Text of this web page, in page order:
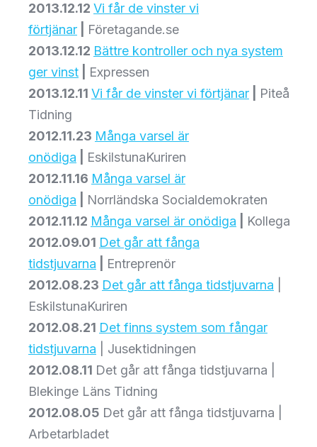
2013.12.12 Vi får de vinster vi
förtjänar
Företagande.se
2013.12.12 Bättre kontroller och nya system
ger vinst
Expressen
2013.12.11 Vi får de vinster vi förtjänar
Piteå
Tidning
2012.11.23 Många varsel är
onödiga
EskilstunaKuriren
2012.11.16 Många varsel är
onödiga
Norrländska Socialdemokraten
2012.11.12 Många varsel är onödiga
Kollega
2012.09.01 Det går att fånga
tidstjuvarna
Entreprenör
2012.08.23 Det går att fånga tidstjuvarna
EskilstunaKuriren
2012.08.21 Det finns system som fångar
tidstjuvarna | Jusektidningen
2012.08.11 Det går att fånga tidstjuvarna |
Blekinge Läns Tidning
2012.08.05 Det går att fånga tidstjuvarna |
Arbetarbladet